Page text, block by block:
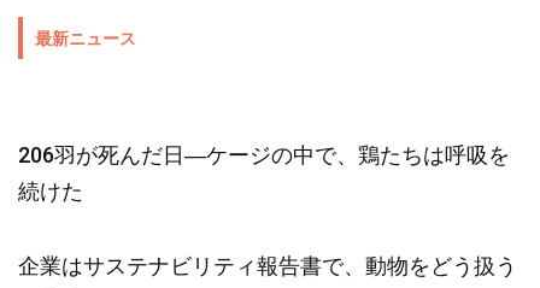
最新ニュース
206羽が死んだ日―ケージの中で、鶏たちは呼吸を
続けた
企業はサステナビリティ報告書で、動物をどう扱う